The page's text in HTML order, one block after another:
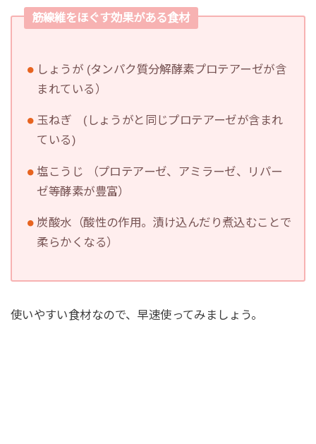
筋線維をほぐす効果がある食材
しょうが (タンパク質分解酵素プロテアーゼが含
まれている）
玉ねぎ (しょうがと同じプロテアーゼが含まれ
ている)
塩こうじ （プロテアーゼ、アミラーゼ、リパー
ゼ等酵素が豊富）
炭酸水（酸性の作用。漬け込んだり煮込むことで
柔らかくなる）
使いやすい食材なので、早速使ってみましょう。